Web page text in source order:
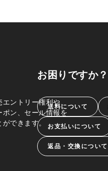
ントリー権利や、
ポン、セール情報を
できます。
お困りですか？
送料について
お支払いについて
返品・交換について